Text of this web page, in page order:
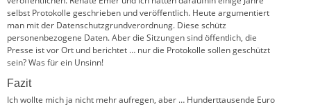
selbst Protokolle geschrieben und veröffentlich. Heute argumentiert
man mit der Datenschutzgrundverordnung. Diese schütz
personenbezogene Daten. Aber die Sitzungen sind öffentlich, die
Presse ist vor Ort und berichtet … nur die Protokolle sollen geschützt
sein? Was für ein Unsinn!
Fazit
Ich wollte mich ja nicht mehr aufregen, aber … Hunderttausende Euro